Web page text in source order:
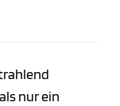
nur ein